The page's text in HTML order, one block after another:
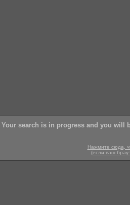
Your search is in progress and you will
Нажмите сюда,
(если ваш